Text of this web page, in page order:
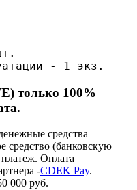
- 1 экз.
100%
средства
средство (банковскую
Оплата
-CDEK Pay.
000 руб.